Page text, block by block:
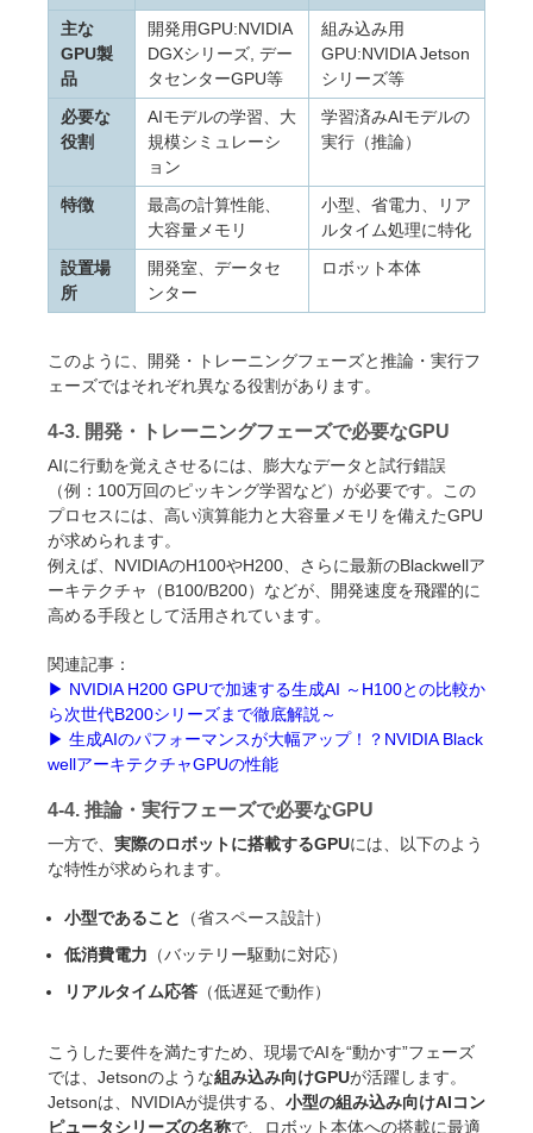
主な
GPU製
品
開発用GPU:NVIDIA
DGXシリーズ, デー
タセンターGPU等
組み込み用
GPU:NVIDIA Jetson
シリーズ等
必要な
役割
AIモデルの学習、大
規模シミュレーシ
ョン
学習済みAIモデルの
実行（推論）
特徴
最高の計算性能、
大容量メモリ
小型、省電力、リア
ルタイム処理に特化
設置場
所
開発室、データセ
ンター
ロボット本体
このように、開発・トレーニングフェーズと推論・実行フ
ェーズではそれぞれ異なる役割があります。
4-3. 開発・トレーニングフェーズで必要なGPU
AIに行動を覚えさせるには、膨大なデータと試行錯誤
（例：100万回のピッキング学習など）が必要です。この
プロセスには、高い演算能力と大容量メモリを備えたGPU
が求められます。
例えば、NVIDIAのH100やH200、さらに最新のBlackwellア
ーキテクチャ（B100/B200）などが、開発速度を飛躍的に
高める手段として活用されています。
関連記事：
▶︎ NVIDIA H200 GPUで加速する生成AI ～H100との比較か
ら次世代B200シリーズまで徹底解説～
▶︎ 生成AIのパフォーマンスが大幅アップ！？NVIDIA Black
wellアーキテクチャGPUの性能
4-4. 推論・実行フェーズで必要なGPU
一方で、 実際のロボットに搭載するGPUには、以下のよう
な特性が求められます。
小型であること
（省スペース設計）
低消費電力 （バッテリー駆動に対応）
リアルタイム応答 （低遅延で動作）
こうした要件を満たすため、現場でAIを“動かす”フェーズ
では、Jetsonのような組み込み向けGPUが活躍します。
Jetsonは、NVIDIAが提供する、 小型の組み込み向けAIコン
ピュータシリーズの名称で、ロボット本体への搭載に最適